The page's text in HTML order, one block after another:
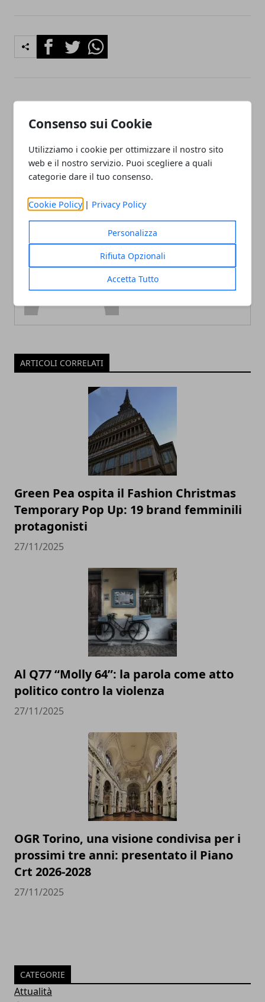
Consenso sui Cookie
Utilizziamo i cookie per ottimizzare il nostro sito
web e il nostro servizio. Puoi scegliere a quali
categorie dare il tuo consenso.
Cookie Policy | Privacy Policy
Personalizza
Rifiuta Opzionali
Accetta Tutto
FacebookTwitterWhatsapp
A Palazzo Lascaris un
Grecia: la delegazione di
Kilkis in visita istituzionale
Articolo Successivo
Indici di Gravità Medi
Redazione
ARTICOLI CORRELATI
Green Pea ospita il Fashion Christmas
Temporary Pop Up: 19 brand femminili
protagonisti
27/11/2025
Al Q77 “Molly 64”: la parola come atto
politico contro la violenza
27/11/2025
OGR Torino, una visione condivisa per i
prossimi tre anni: presentato il Piano
Crt 2026-2028
27/11/2025
CATEGORIE
Attualità